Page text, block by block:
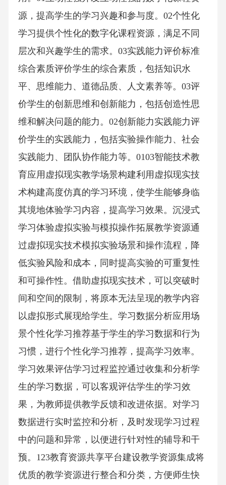
源，提高学生的学习兴趣和参与度。02个性化
学习提供个性化的数字化课程资源，满足不同
层次和兴趣学生的需求。03实践能力评价标准
综合素质评价学生的综合素质，包括知识水
平、思维能力、道德品质、人文素养等。03评
价学生的创新思维和创新能力，包括创造性思
维和解决问题的能力。02创新能力实践能力评
价学生的实践能力，包括实验操作能力、社会
实践能力、团队协作能力等。0103智能技术教
育应用虚拟现实教学场景构建利用虚拟现实技
术构建高度仿真的学习环境，使学生能够身临
其境地体验学习内容，提高学习效果。沉浸式
学习体验虚拟实验与模拟操作拓展教学资源通
过虚拟现实技术模拟实验场景和操作流程，降
低实验风险和成本，同时提高实验的可重复性
和可操作性。借助虚拟现实技术，可以突破时
间和空间的限制，将原本无法呈现的教学内容
以虚拟形式展现给学生。学习数据分析应用场
景个性化学习推荐基于学生的学习数据和行为
习惯，进行个性化学习推荐，提高学习效率。
学习效果评估学习过程监控通过收集和分析学
生的学习数据，可以客观评估学生的学习效
果，为教师提供教学反馈和改进依据。对学习
数据进行实时监控和分析，及时发现学习过程
中的问题和异常，以便进行针对性的辅导和干
预。123教育资源共享平台建设教学资源集成将
优质的教学资源进行整合和分类，方便师生快